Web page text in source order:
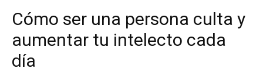
Cómo ser una persona culta y
aumentar tu intelecto cada
día